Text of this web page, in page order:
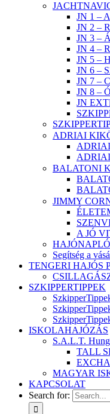
JN 1 –
JN 2 –
JN 3 –
JN 4 –
JN 5 –
JN 6 –
JN 7 –
JN 8 –
JN
ADRIAI
BALATONI
JIMMY
A JÓ
Segítség a
TENGERI HAJÓS
SZKIPPERTIPPEK
ISKOLAHAJÓZÁS
S.A.L.T.
TALL
MAGYAR
KAPCSOLAT
Search for: